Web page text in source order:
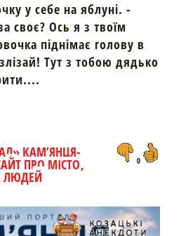
у себе на яблуні. -
своє? Ось я з твоїм
піднімає голову в
Тут з тобою дядько
КАМ’ЯНЦЯ-
ПРО МІСТО,
ЛЮДЕЙ
0